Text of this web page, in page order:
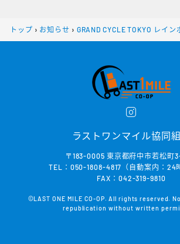
トップ › お知らせ › GRAND CYCLE TOKYO レイ
ラストワンマイル協同
〒183-0005 東京都府中市若松町
TEL：050-1808-4817（自動案内：24
FAX：042-319-9810
©LAST ONE MILE CO-OP. All rights reserved.
republication without written